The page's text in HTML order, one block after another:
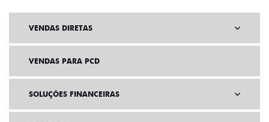
VENDAS DIRETAS
VENDAS PARA PCD
SOLUÇÕES FINANCEIRAS